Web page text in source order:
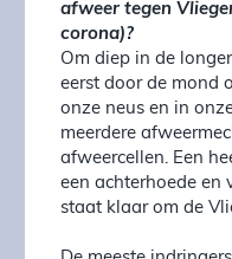
afweer tegen
corona)?
Om diep in de
eerst door de mond
onze neus en in
meerdere
afweercellen. Een
een achterhoede en
staat klaar om de